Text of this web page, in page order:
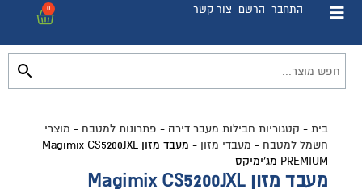
התחבר הרשם צור קשר 0
בית - קטגוריות חבילות מעבר דירה - פתרונות למטבח - מוצרי
חשמל למטבח - מעבדי מזון -
מעבד מזון Magimix CS5200JXL
PREMIUM מג’ימיקס
מעבד מזון Magimix CS5200JXL